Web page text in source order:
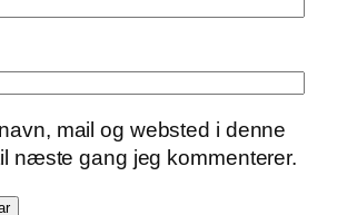
mail og websted i denne
næste gang jeg kommenterer.